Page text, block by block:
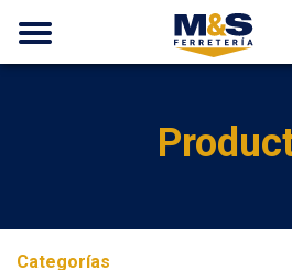
Categorías